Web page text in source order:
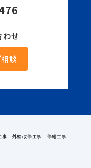
わせ
談
事 外壁改修工事 修繕工事